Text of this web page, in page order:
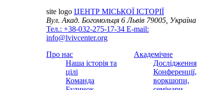
site logo ЦЕНТР МІСЬКОЇ ІСТОРІЇ
Вул. Акад. Богомольця 6Львів 79005, Україна
Тел.: +38-032-275-17-34 E-mail:
info@lvivcenter.org
Про нас
Наша історія та
цілі
Команда
Академічне
Дослідження
Конференції,
воркшопи,